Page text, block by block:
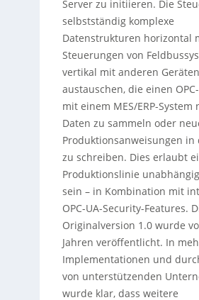
Server zu initiieren. Die
selbstständig komplexe
Datenstrukturen horizontal
Steuerungen von
vertikal mit anderen Geräten
austauschen, die einen
mit einem MES/ERP-System
Daten zu sammeln oder
Produktionsanweisungen in
zu schreiben. Dies erlaubt
Produktionslinie
sein – in Kombination mit
OPC-UA-Security-Features.
Originalversion 1.0 wurde
Jahren veröffentlicht. In
Implementationen und
von unterstützenden
wurde klar, dass weitere